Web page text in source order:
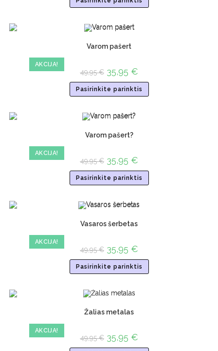
AKCIJA!
Varom pašert
49,95€ 35,95 €
Pasirinkite parinktis
AKCIJA!
Varom pašert?
49,95€ 35,95 €
Pasirinkite parinktis
AKCIJA!
Vasaros šerbetas
49,95€ 35,95 €
Pasirinkite parinktis
AKCIJA!
Žalias metalas
49,95€ 35,95 €